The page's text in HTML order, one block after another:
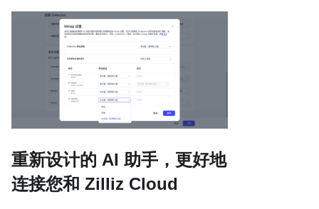
重新设计的 AI 助手，更好地
连接您和 Zilliz Cloud